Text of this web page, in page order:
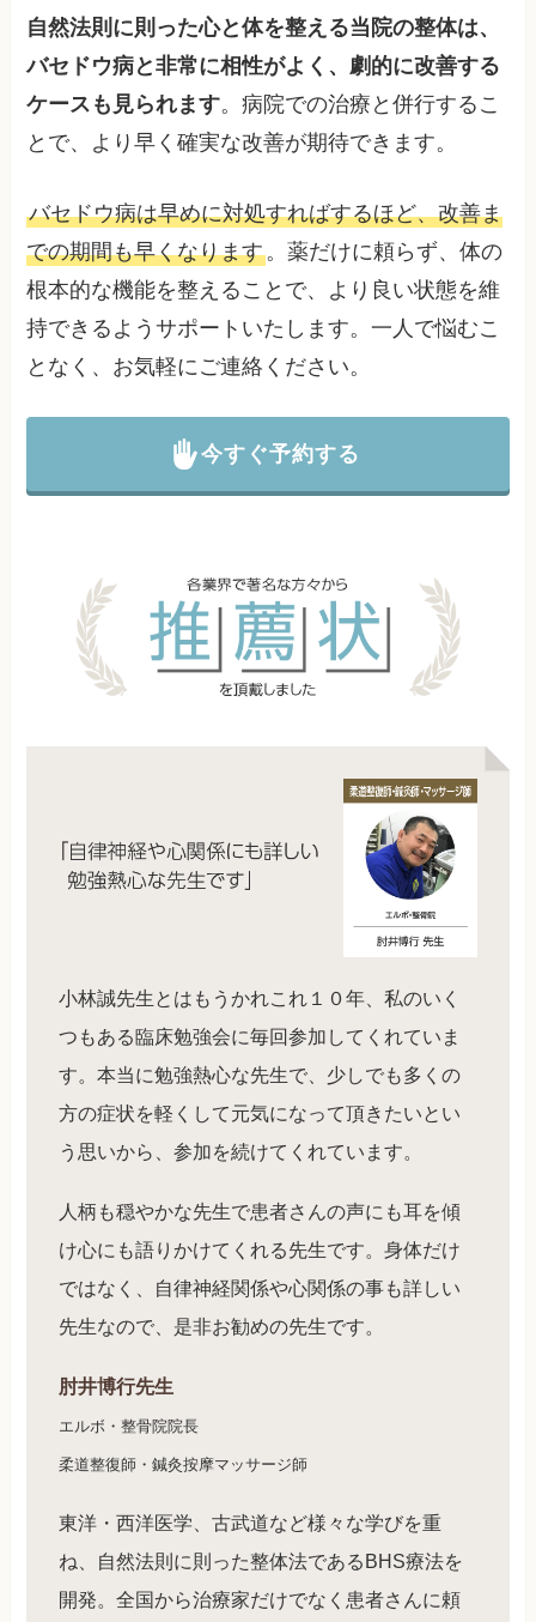
自然法則に則った心と体を整える当院の整体は、
バセドウ病と非常に相性がよく、劇的に改善する
ケースも見られます。病院での治療と併行するこ
とで、より早く確実な改善が期待できます。
バセドウ病は早めに対処すればするほど、改善ま
での期間も早くなります。薬だけに頼らず、体の
根本的な機能を整えることで、より良い状態を維
持できるようサポートいたします。一人で悩むこ
となく、お気軽にご連絡ください。
今すぐ予約する
小林誠先生とはもうかれこれ１０年、私のいく
つもある臨床勉強会に毎回参加してくれていま
す。本当に勉強熱心な先生で、少しでも多くの
方の症状を軽くして元気になって頂きたいとい
う思いから、参加を続けてくれています。
人柄も穏やかな先生で患者さんの声にも耳を傾
け心にも語りかけてくれる先生です。身体だけ
ではなく、自律神経関係や心関係の事も詳しい
先生なので、是非お勧めの先生です。
肘井博行先生
エルボ・整骨院院長
柔道整復師・鍼灸按摩マッサージ師
東洋・西洋医学、古武道など様々な学びを重
ね、自然法則に則った整体法であるBHS療法を
開発。全国から治療家だけでなく患者さんに頼